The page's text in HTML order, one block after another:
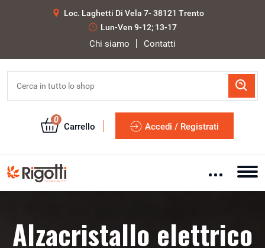
Loc. Laghetti Di Vela 7- 38121 Trento
Lun-Ven 9-12; 13-17
Chi siamo Contatti
0
Carrello Accedi / Registrati
Alzacristallo elettrico